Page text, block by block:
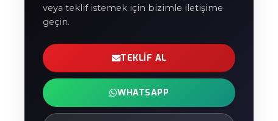
veya teklif istemek için bizimle iletişime
geçin.
TEKLIF AL
WHATSAPP